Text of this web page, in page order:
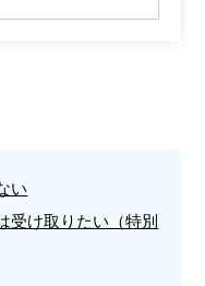
い
受け取りたい（特別